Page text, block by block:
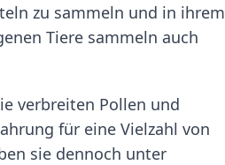
zu sammeln und in ihrem
Tiere sammeln auch
verbreiten Pollen und
für eine Vielzahl von
sie dennoch unter